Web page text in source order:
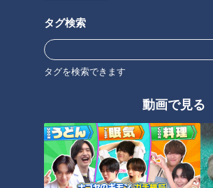
タグ検索
タグを検索できます
動画で見る
ン。そういえば、最近話題に挙がらなくな
ホームランテラスの建設計画はどうなった